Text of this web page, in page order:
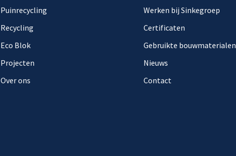
Puinrecycling
Recycling
Eco Blok
Projecten
Over ons
Werken bij Sinkegroep
Certificaten
Gebruikte bouwmaterialen
Nieuws
Contact